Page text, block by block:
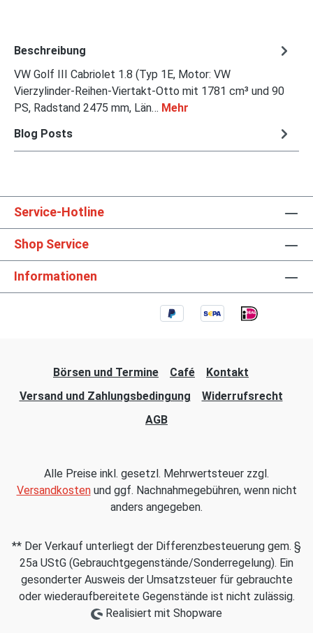
Beschreibung
VW Golf III Cabriolet 1.8 (Typ 1E, Motor: VW
Vierzylinder-Reihen-Viertakt-Otto mit 1781 cm³ und 90
PS, Radstand 2475 mm, Län… Mehr
Blog Posts
Service-Hotline
Shop Service
Informationen
Börsen und Termine Café
Kontakt
Versand und Zahlungsbedingung
Widerrufsrecht
AGB
Alle Preise inkl. gesetzl. Mehrwertsteuer zzgl.
Versandkostenund ggf. Nachnahmegebühren, wenn nicht
anders angegeben.
** Der Verkauf unterliegt der Differenzbesteuerung gem. §
25a UStG (Gebrauchtgegenstände/Sonderregelung). Ein
gesonderter Ausweis der Umsatzsteuer für gebrauchte
oder wiederaufbereitete Gegenstände ist nicht zulässig.
Realisiert mit Shopware